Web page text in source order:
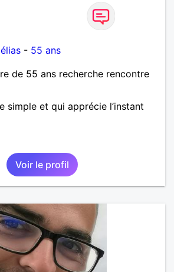
- 55 ans
de 55 ans recherche rencontre
simple et qui apprécie l’instant
Voir le profil